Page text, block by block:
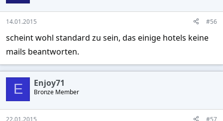
14.01.2015 #56
scheint wohl standard zu sein, das einige hotels keine
mails beantworten.
E Enjoy71
Bronze Member
22.01.2015 #57